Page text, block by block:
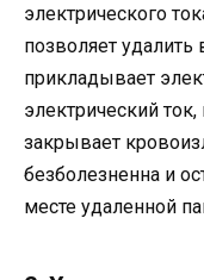
электрического
позволяет
прикладывает
электрический
закрывает
безболезненна и
месте удаленной